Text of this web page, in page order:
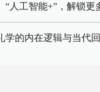
“人工智能+”，解锁更
学的内在逻辑与当代